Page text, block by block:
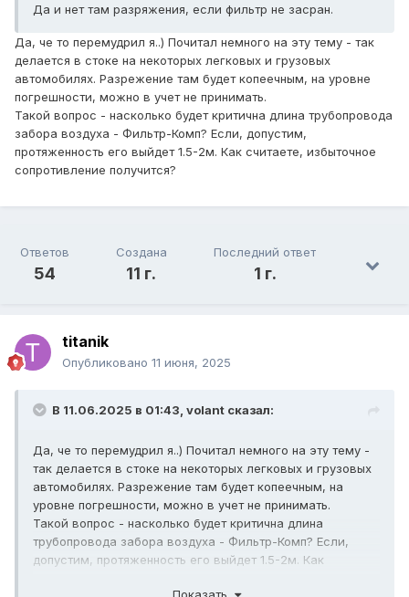
Да и нет там разряжения, если фильтр не засран.
Да, че то перемудрил я..) Почитал немного на эту тему - так
делается в стоке на некоторых легковых и грузовых
автомобилях. Разрежение там будет копеечным, на уровне
погрешности, можно в учет не принимать.
Такой вопрос - насколько будет критична длина трубопровода
забора воздуха - Фильтр-Комп? Если, допустим,
протяженность его выйдет 1.5-2м. Как считаете, избыточное
сопротивление получится?
Ответов
54
Создана
11 г.
Последний ответ
1 г.
titanik
Опубликовано 11 июня, 2025
В 11.06.2025 в 01:43, volant сказал:
Да, че то перемудрил я..) Почитал немного на эту тему -
так делается в стоке на некоторых легковых и грузовых
автомобилях. Разрежение там будет копеечным, на
уровне погрешности, можно в учет не принимать.
Такой вопрос - насколько будет критична длина
трубопровода забора воздуха - Фильтр-Комп? Если,
допустим, протяженность его выйдет 1.5-2м. Как